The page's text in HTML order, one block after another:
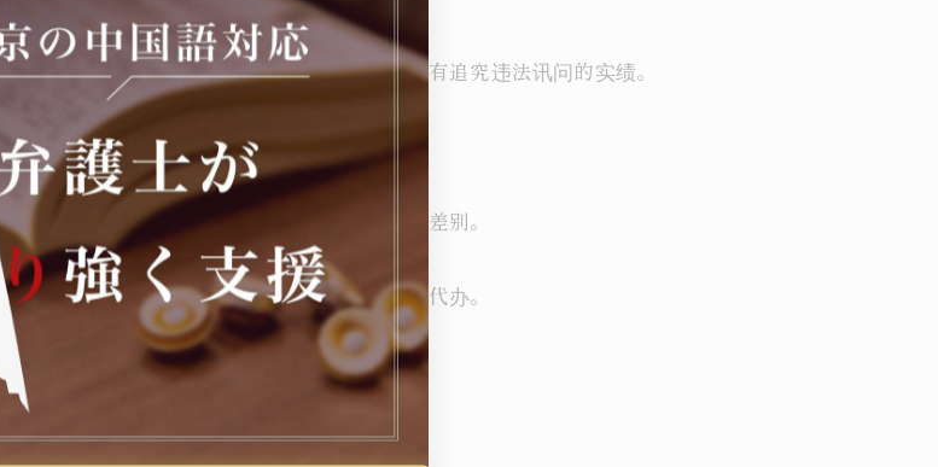
防御方法，是否定自白任意性的根据。本所有追究违法讯问的实绩。
。重大案件每两日会见一次也不罕见。
可。不经翻译的直接对话，能完全把握细微差别。
即便禁止接见下，合法范围内的送达由本方代办。
亦以中文原意准确传达。